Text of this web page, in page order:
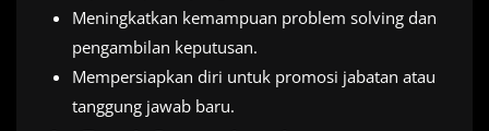
Meningkatkan kemampuan problem solving dan
pengambilan keputusan.
Mempersiapkan diri untuk promosi jabatan atau
tanggung jawab baru.